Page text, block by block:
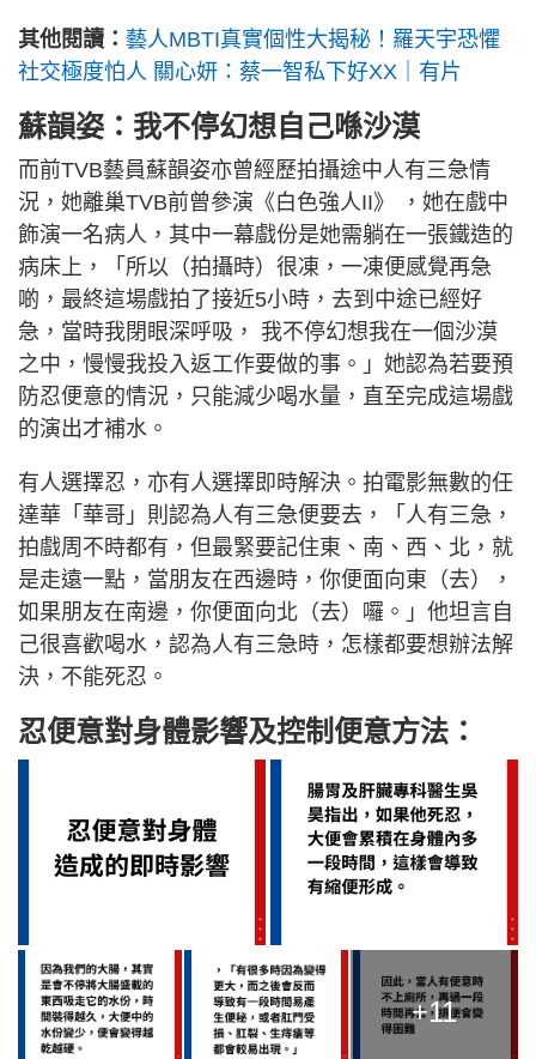
其他閱讀： 藝人MBTI真實個性大揭秘！羅天宇恐懼
社交極度怕人 關心妍：蔡一智私下好XX｜有片
蘇韻姿：我不停幻想自己喺沙漠
而前TVB藝員蘇韻姿亦曾經歷拍攝途中人有三急情
況，她離巢TVB前曾參演《白色強人II》 ，她在戲中
飾演一名病人，其中一幕戲份是她需躺在一張鐵造的
病床上，「所以（拍攝時）很凍，一凍便感覺再急
啲，最終這場戲拍了接近5小時，去到中途已經好
急，當時我閉眼深呼吸， 我不停幻想我在一個沙漠
之中，慢慢我投入返工作要做的事。」她認為若要預
防忍便意的情況，只能減少喝水量，直至完成這場戲
的演出才補水。
有人選擇忍，亦有人選擇即時解決。拍電影無數的任
達華「華哥」則認為人有三急便要去，「人有三急，
拍戲周不時都有，但最緊要記住東、南、西、北，就
是走遠一點，當朋友在西邊時，你便面向東（去），
如果朋友在南邊，你便面向北（去）囉。」他坦言自
己很喜歡喝水，認為人有三急時，怎樣都要想辦法解
決，不能死忍。
忍便意對身體影響及控制便意方法：
+11